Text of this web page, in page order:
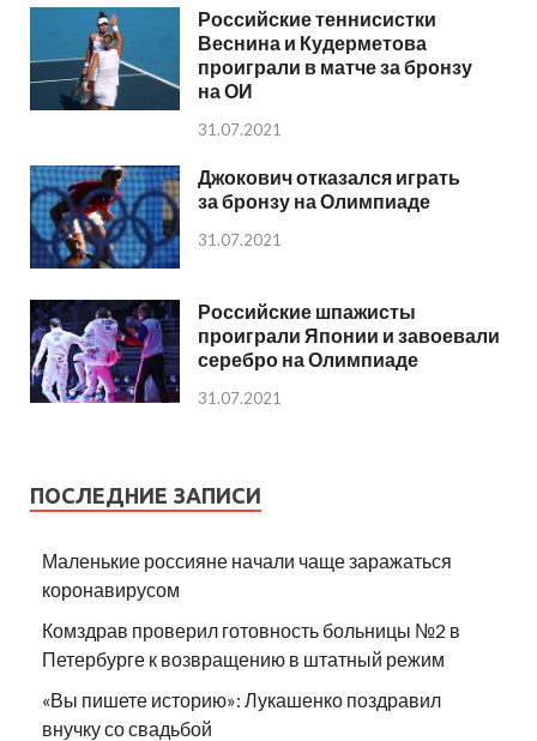
Российские теннисистки
Веснина и Кудерметова
проиграли в матче за бронзу
на ОИ
31.07.2021
Джокович отказался играть
за бронзу на Олимпиаде
31.07.2021
Российские шпажисты
проиграли Японии и завоевали
серебро на Олимпиаде
31.07.2021
ПОСЛЕДНИЕ ЗАПИСИ
Маленькие россияне начали чаще заражаться
коронавирусом
Комздрав проверил готовность больницы №2 в
Петербурге к возвращению в штатный режим
«Вы пишете историю»: Лукашенко поздравил
внучку со свадьбой